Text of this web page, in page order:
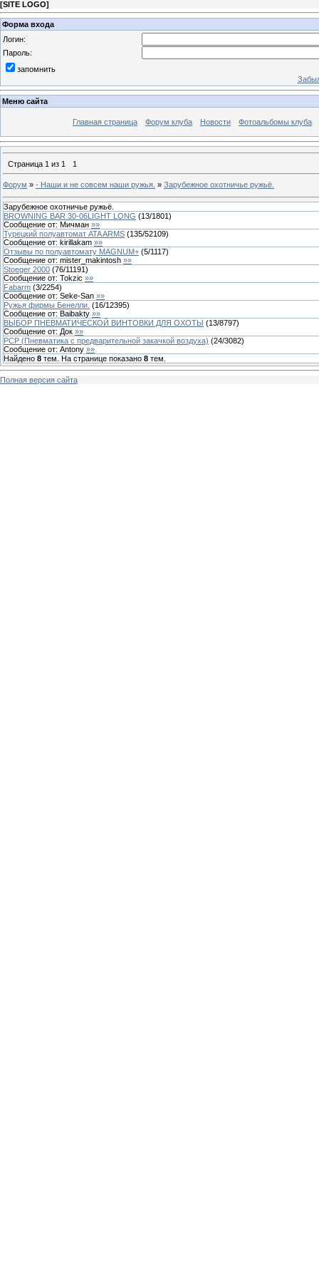
[SITE LOGO]
Форма входа
Логин:
Пароль:
запомнить
Меню сайта
Главная страница Форум клуба Новости Фотоальбомы клуба
Страница 1 из 1 1
Форум » - Наши и не совсем наши ружья. » Зарубежное охотничье ружьё.
Зарубежное охотничье ружьё.
BROWNING BAR 30-06LIGHT LONG (13/1801)
Сообщение от: Мичман »»
Турецкий полуавтомат ATA ARMS (135/52109)
Сообщение от: kirillakam »»
Отзывы по полуавтомату MAGNUM+ (5/1117)
Сообщение от: mister_makintosh »»
Stoeger 2000 (76/11191)
Сообщение от: Tokzic »»
Fabarm (3/2254)
Сообщение от: Seke-San »»
Ружья фирмы Бенелли. (16/12395)
Сообщение от: Baibakty »»
ВЫБОР ПНЕВМАТИЧЕСКОЙ ВИНТОВКИ ДЛЯ ОХОТЫ (13/8797)
Сообщение от: Док »»
PCP (Пневматика с предварительной закачкой воздуха) (24/3082)
Сообщение от: Antony »»
Найдено 8 тем. На странице показано 8 тем.
Полная версия сайта